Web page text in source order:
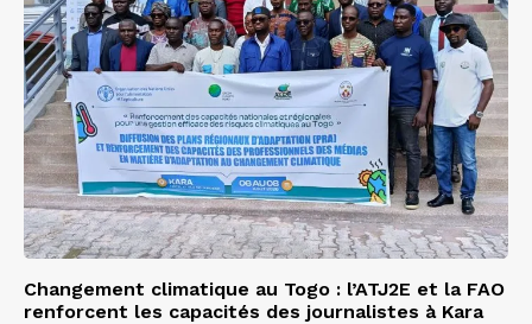
Changement climatique au Togo : l’ATJ2E et la FAO
renforcent les capacités des journalistes à Kara